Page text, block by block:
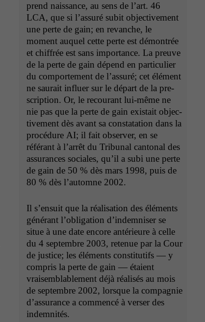
prend nais­sance, au sens de l’art. 46
LCA, que si l’as­suré subit objec­tive­ment
une perte de gain; en revanche, le
moment auquel cette perte est démon­trée
et chiffrée est sans impor­tance. La preuve
de la perte de gain dépend en par­ti­c­uli­er
du com­porte­ment de l’as­suré; cet élé­ment
ne saurait influer sur le départ de la pre­
scrip­tion. Or, le recourant lui-même ne
nie pas que la perte de gain exis­tait objec­
tive­ment dès avant sa con­stata­tion dans la
procé­dure AI; il fait observ­er, en se
référant à l’ar­rêt du Tri­bunal can­ton­al des
assur­ances sociales, qu’il a subi une perte
de gain de 50 % dès mars 1998, puis de
80 % dès l’au­tomne 2002.
Il s’en­suit que la réal­i­sa­tion des élé­ments
générant l’oblig­a­tion d’in­dem­nis­er se
situe à une date encore antérieure à celle
du 4 sep­tem­bre 2003, retenue par la Cour
de jus­tice; les élé­ments con­sti­tu­tifs — y
com­pris la perte de gain — étaient
vraisem­blable­ment déjà réal­isés au mois
de sep­tem­bre 2002, lorsque la com­pag­nie
d’as­sur­ance a com­mencé à vers­er des
indemnités.